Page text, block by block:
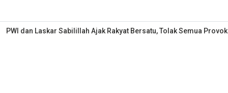
PWI dan Laskar Sabilillah Ajak Rakyat Bersatu, Tolak Semua